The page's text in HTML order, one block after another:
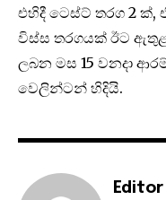
එහිදී ටෙස්ට් තරග 2
විස්ස තරගයක් ඊට
ලබන මස 15 වනදා
වෙලින්ටන් හිදියි.
Editor